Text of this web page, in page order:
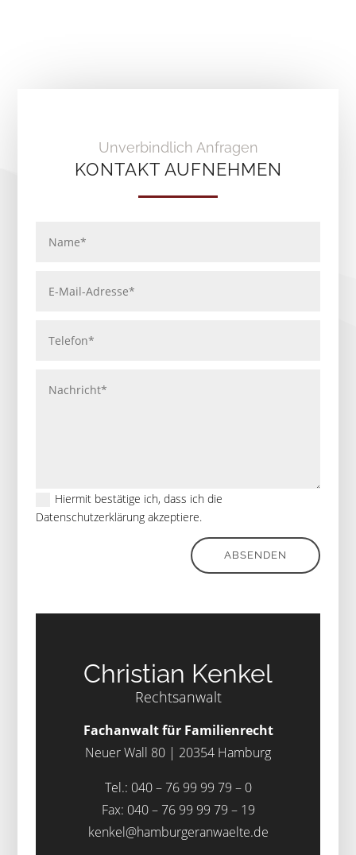
Unverbindlich Anfragen
KONTAKT AUFNEHMEN
Hiermit bestätige ich, dass ich die
Datenschutzerklärung akzeptiere.
ABSENDEN
Christian Kenkel
Rechtsanwalt
Fachanwalt für Familienrecht
Neuer Wall 80 | 20354 Hamburg
Tel.: 040 – 76 99 99 79 – 0
Fax: 040 – 76 99 99 79 – 19
kenkel@hamburgeranwaelte.de